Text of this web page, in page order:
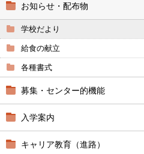
お知らせ・配布物
学校だより
給食の献立
各種書式
募集・センター的機能
入学案内
キャリア教育（進路）